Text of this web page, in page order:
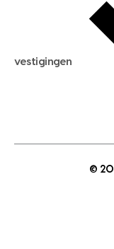
verkoopadvies
hypotheek
maximale
hypotheek
gratis
open
vestigingen
makelaar regio
hypotheekshop
©